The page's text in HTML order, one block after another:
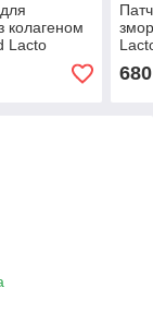
колагеном
Lacto
Mask
680